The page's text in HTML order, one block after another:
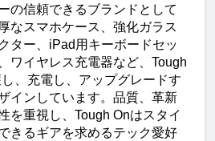
の信頼できるブランドとして
なスマホケース、強化ガラス
ター、iPad用キーボードセッ
ワイヤレス充電器など、Tough
、充電し、アップグレードす
インしています。品質、革新
を重視し、Tough Onはスタイ
きるギアを求めるテック愛好